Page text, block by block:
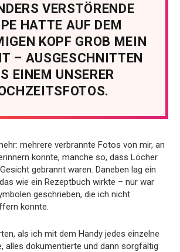
VERSTÖRENDE
HATTE AUF DEM
KOPF GROB MEIN
– AUSGESCHNITTEN
EINEM UNSERER
mehrere verbrannte Fotos von mir, an
konnte, manche so, dass Löcher
gebrannt waren. Daneben lag ein
wie ein Rezeptbuch wirkte – nur war
geschrieben, die ich nicht
konnte.
als ich mit dem Handy jedes einzelne
alles dokumentierte und dann sorgfältig